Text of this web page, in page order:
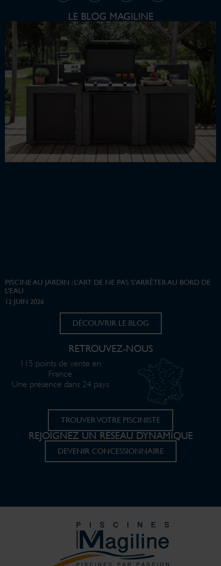
LE BLOG MAGILINE
PISCINE AU JARDIN : L’ART DE NE PAS S’ARRÊTER AU BORD DE
L’EAU
12 JUIN 2026
DÉCOUVRIR LE BLOG
RETROUVEZ-NOUS
115 points de vente en
France
Une présence dans 24 pays
TROUVER VOTRE PISCINISTE
REJOIGNEZ UN RÉSEAU DYNAMIQUE
DEVENIR CONCESSIONNAIRE